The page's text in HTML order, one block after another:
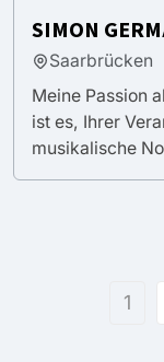
SIMON
Saarbrücken
Meine Passion
ist es, Ihrer
musikalische
1